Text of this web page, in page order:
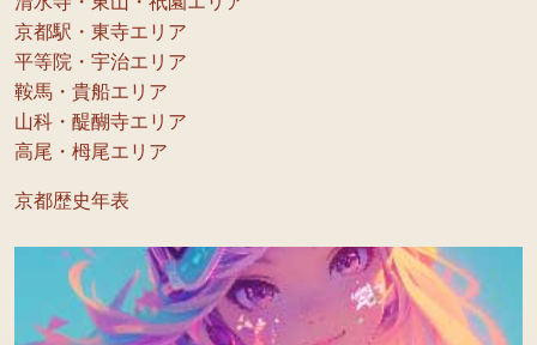
京都駅・東寺エリア
平等院・宇治エリア
鞍馬・貴船エリア
山科・醍醐寺エリア
高尾・栂尾エリア
京都歴史年表